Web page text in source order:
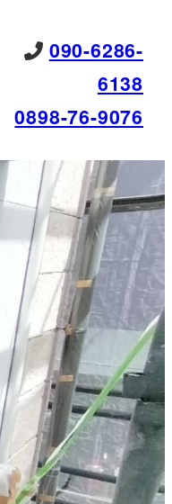
090-6286-
6138
0898-76-9076